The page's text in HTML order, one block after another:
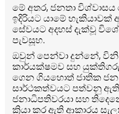
මේ අතර, ජනතා
ඉදිරියට යාමේ හැකියාවක්
සේවයට අදහස් දැක්වූ
පැවසූහ.
ඔවුන් පෙන්වා දුන්නේ,
කාර්යක්ෂමව සහ
ගෙන ගියහොත් ජාතික
සාර්ථකත්වයට පත්වනු
ජනාධිපතිවරයා සහ
ක්‍රියා කර ඇති ආකාරය